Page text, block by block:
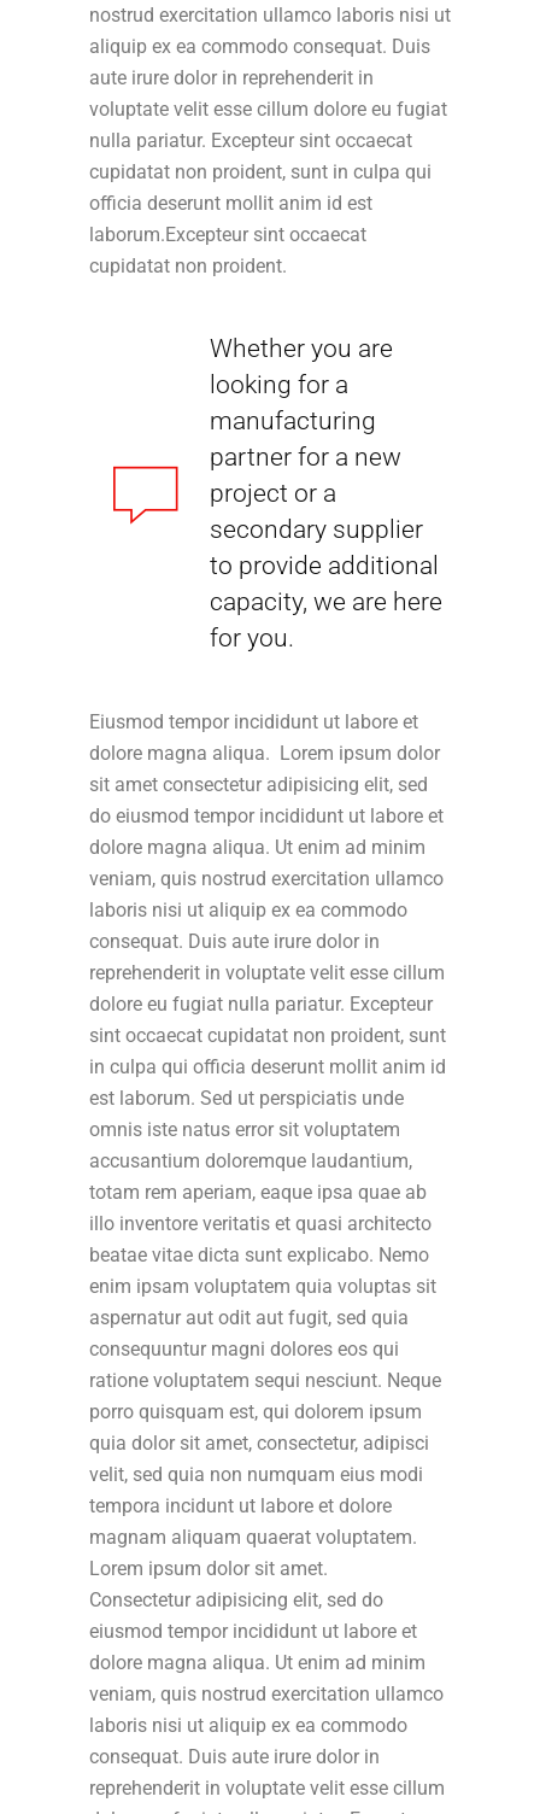
nostrud exercitation ullamco laboris nisi ut
aliquip ex ea commodo consequat. Duis
aute irure dolor in reprehenderit in
voluptate velit esse cillum dolore eu fugiat
nulla pariatur. Excepteur sint occaecat
cupidatat non proident, sunt in culpa qui
officia deserunt mollit anim id est
laborum.Excepteur sint occaecat
cupidatat non proident.
Whether you are
looking for a
manufacturing
partner for a new
project or a
secondary supplier
to provide additional
capacity, we are here
for you.
Eiusmod tempor incididunt ut labore et
dolore magna aliqua. Lorem ipsum dolor
sit amet consectetur adipisicing elit, sed
do eiusmod tempor incididunt ut labore et
dolore magna aliqua. Ut enim ad minim
veniam, quis nostrud exercitation ullamco
laboris nisi ut aliquip ex ea commodo
consequat. Duis aute irure dolor in
reprehenderit in voluptate velit esse cillum
dolore eu fugiat nulla pariatur. Excepteur
sint occaecat cupidatat non proident, sunt
in culpa qui officia deserunt mollit anim id
est laborum. Sed ut perspiciatis unde
omnis iste natus error sit voluptatem
accusantium doloremque laudantium,
totam rem aperiam, eaque ipsa quae ab
illo inventore veritatis et quasi architecto
beatae vitae dicta sunt explicabo. Nemo
enim ipsam voluptatem quia voluptas sit
aspernatur aut odit aut fugit, sed quia
consequuntur magni dolores eos qui
ratione voluptatem sequi nesciunt. Neque
porro quisquam est, qui dolorem ipsum
quia dolor sit amet, consectetur, adipisci
velit, sed quia non numquam eius modi
tempora incidunt ut labore et dolore
magnam aliquam quaerat voluptatem.
Lorem ipsum dolor sit amet.
Consectetur adipisicing elit, sed do
eiusmod tempor incididunt ut labore et
dolore magna aliqua. Ut enim ad minim
veniam, quis nostrud exercitation ullamco
laboris nisi ut aliquip ex ea commodo
consequat. Duis aute irure dolor in
reprehenderit in voluptate velit esse cillum